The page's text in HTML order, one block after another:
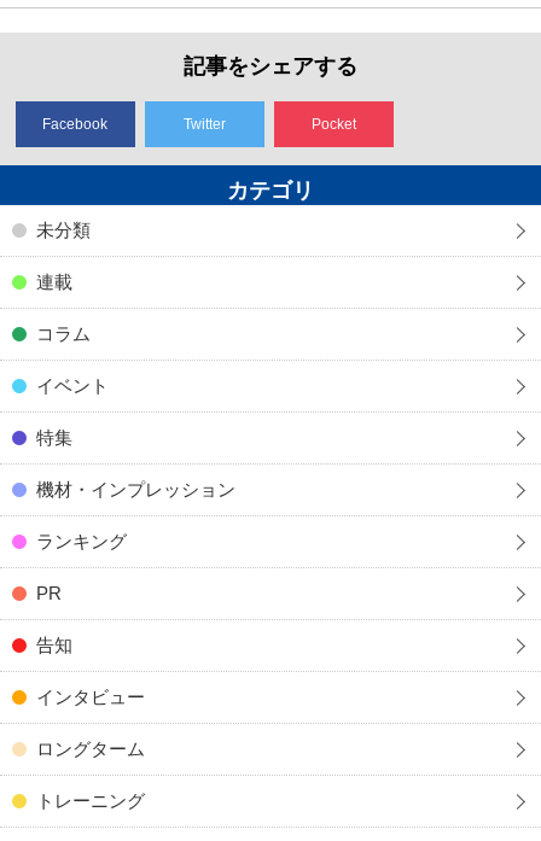
記事をシェアする
Facebook Twitter Pocket
カテゴリ
未分類
連載
コラム
イベント
特集
機材・インプレッション
ランキング
PR
告知
インタビュー
ロングターム
トレーニング